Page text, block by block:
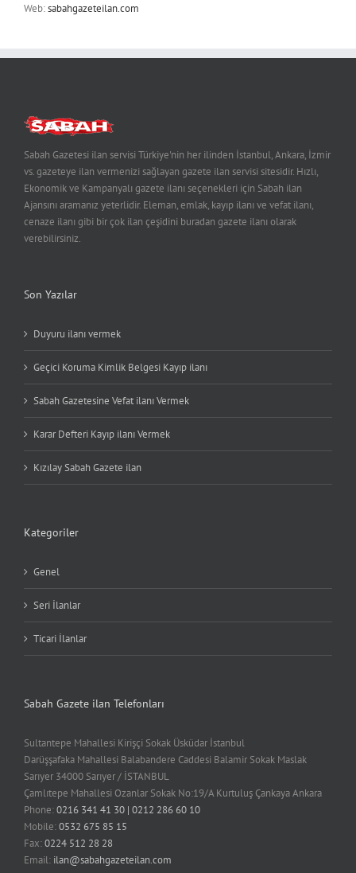
Web:sabahgazeteilan.com
Sabah Gazetesi ilan servisi Türkiye'nin her ilinden İstanbul, Ankara, İzmir
vs. gazeteye ilan vermenizi sağlayan gazete ilan servisi sitesidir. Hızlı,
Ekonomik ve Kampanyalı gazete ilanı seçenekleri için Sabah ilan
Ajansını aramanız yeterlidir. Eleman, emlak, kayıp ilanı ve vefat ilanı,
cenaze ilanı gibi bir çok ilan çeşidini buradan gazete ilanı olarak
verebilirsiniz.
Son Yazılar
Duyuru ilanı vermek
Geçici Koruma Kimlik Belgesi Kayıp ilanı
Sabah Gazetesine Vefat ilanı Vermek
Karar Defteri Kayıp ilanı Vermek
Kızılay Sabah Gazete ilan
Kategoriler
Genel
Seri İlanlar
Ticari İlanlar
Sabah Gazete ilan Telefonları
Sultantepe Mahallesi Kirişçi Sokak Üsküdar İstanbul
Darüşşafaka Mahallesi Balabandere Caddesi Balamir Sokak Maslak
Sarıyer 34000 Sarıyer / İSTANBUL
Çamlıtepe Mahallesi Ozanlar Sokak No:19/A Kurtuluş Çankaya Ankara
Phone:0216 341 41 30 | 0212 286 60 10
Mobile:0532 675 85 15
Fax:0224 512 28 28
Email: ilan@sabahgazeteilan.com